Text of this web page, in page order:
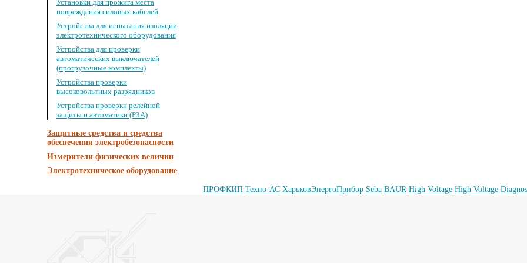
Установки для прожига места
повреждения силовых кабелей
Устройства для испытания изоляции
электротехнического оборудования
Устройства для проверки
автоматических выключателей
(прогрузочные комплекты)
Устройства проверки
высоковольтных разрядников
Устройства проверки релейной
защиты и автоматики (РЗА)
Защитные средства и средства
обеспечения электробезопасности
Измерители физических величин
Электротехническое оборудование
ПРОФКИП Техно-АС ХарьковЭнергоПрибор Seba BAUR High Voltage High Voltage